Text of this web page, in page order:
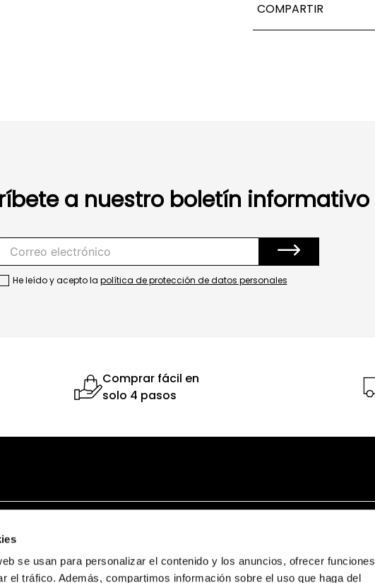
se usan para personalizar el contenido y los anuncios, ofrecer funciones
el tráfico. Además, compartimos información sobre el uso que haga del
COMPARTIR
a nuestro boletín informativo
He leído y acepto la política de protección de datos personales
Comprar fácil en
solo 4 pasos
Garantía y devolución
Bruno Ferrini Concept